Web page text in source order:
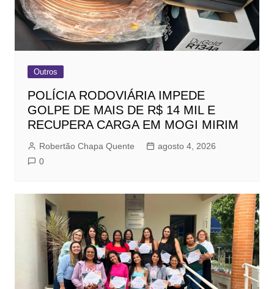
Outros
POLÍCIA RODOVIÁRIA IMPEDE
GOLPE DE MAIS DE R$ 14 MIL E
RECUPERA CARGA EM MOGI MIRIM
Robertão Chapa Quente
agosto 4, 2026
0